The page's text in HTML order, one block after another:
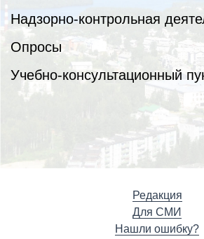
Надзорно-контрольная
Опросы
Учебно-консультационный
Редакция
Для СМИ
Нашли ошибку?